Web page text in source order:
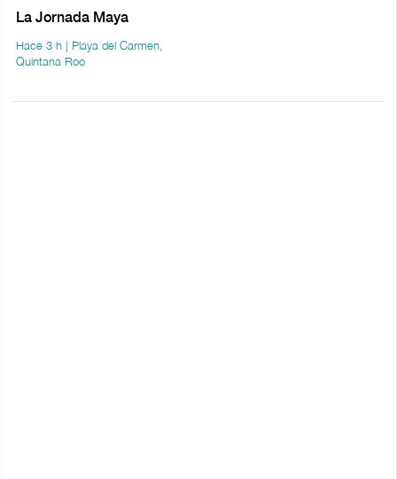
La Jornada Maya
Hace 3 h | Playa del Carmen,
Quintana Roo